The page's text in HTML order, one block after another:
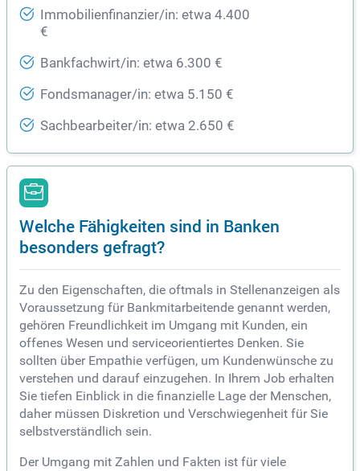
Immobilienfinanzier/in: etwa 4.400
€
Bankfachwirt/in: etwa 6.300 €
Fondsmanager/in: etwa 5.150 €
Sachbearbeiter/in: etwa 2.650 €
Welche Fähigkeiten sind in Banken
besonders gefragt?
Zu den Eigenschaften, die oftmals in Stellenanzeigen als
Voraussetzung für Bankmitarbeitende genannt werden,
gehören Freundlichkeit im Umgang mit Kunden, ein
offenes Wesen und serviceorientiertes Denken. Sie
sollten über Empathie verfügen, um Kundenwünsche zu
verstehen und darauf einzugehen. In Ihrem Job erhalten
Sie tiefen Einblick in die finanzielle Lage der Menschen,
daher müssen Diskretion und Verschwiegenheit für Sie
selbstverständlich sein.
Der Umgang mit Zahlen und Fakten ist für viele